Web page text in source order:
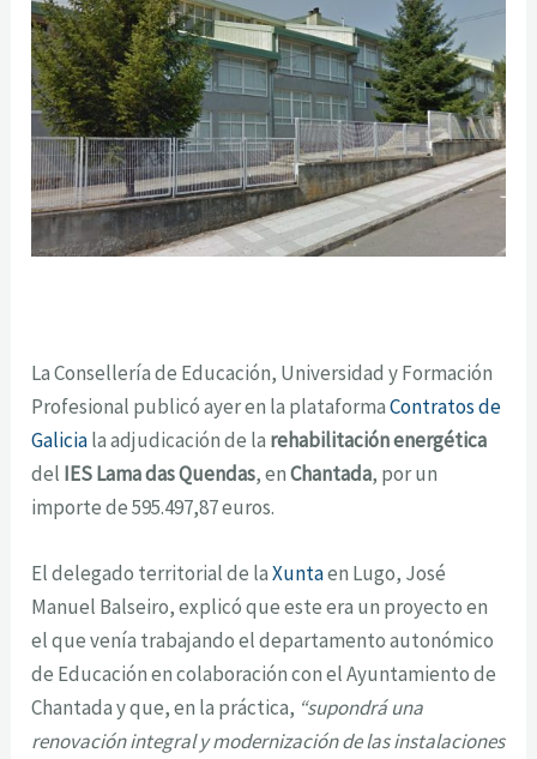
La Consellería de Educación, Universidad y Formación
Profesional publicó ayer en la plataformaContratos de
Galiciala adjudicación de la rehabilitación energética
del IES Lama das Quendas, enChantada, por un
importe de 595.497,87 euros.
El delegado territorial de laXuntaen Lugo, José
Manuel Balseiro, explicó que este era un proyecto en
el que venía trabajando el departamento autonómico
de Educación en colaboración con el Ayuntamiento de
Chantada y que, en la práctica, “supondrá una
renovación integral y modernización de las instalaciones